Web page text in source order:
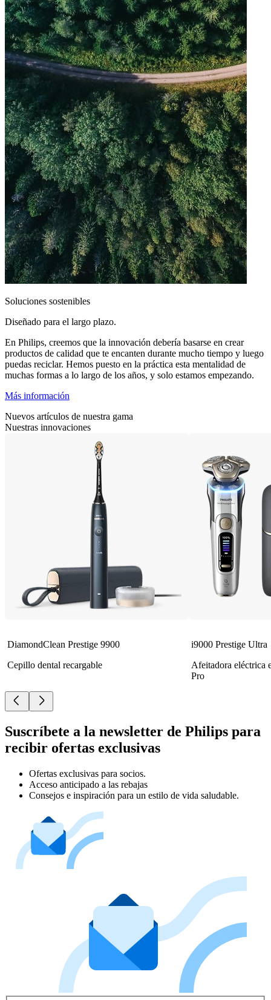
Soluciones sostenibles
Diseñado para el largo plazo.
En Philips, creemos que la innovación debería basarse en crear
productos de calidad que te encanten durante mucho tiempo y luego
puedas reciclar. Hemos puesto en la práctica esta mentalidad de
muchas formas a lo largo de los años, y solo estamos empezando.
Más información
Nuevos artículos de nuestra gama
Nuestras innovaciones
DiamondClean Prestige 9900
Cepillo dental recargable
i9000 Prestige Ultra
Afeitadora eléctrica
Pro
Suscríbete a la newsletter de Philips para
recibir ofertas exclusivas
Ofertas exclusivas para socios.
Acceso anticipado a las rebajas
Consejos e inspiración para un estilo de vida saludable.